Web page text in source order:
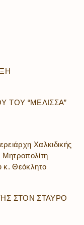
ΤΟΥ “ΜΕΛΙΣΣΑ”
Χαλκιδικής
κ. Θεόκλητο
ΣΤΟΝ ΣΤΑΥΡΟ